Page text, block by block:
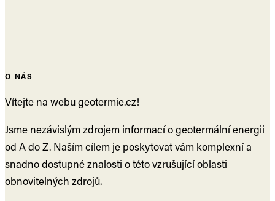
O NÁS
Vítejte na webu geotermie.cz!
Jsme nezávislým zdrojem informací o geotermální energii
od A do Z. Naším cílem je poskytovat vám komplexní a
snadno dostupné znalosti o této vzrušující oblasti
obnovitelných zdrojů.